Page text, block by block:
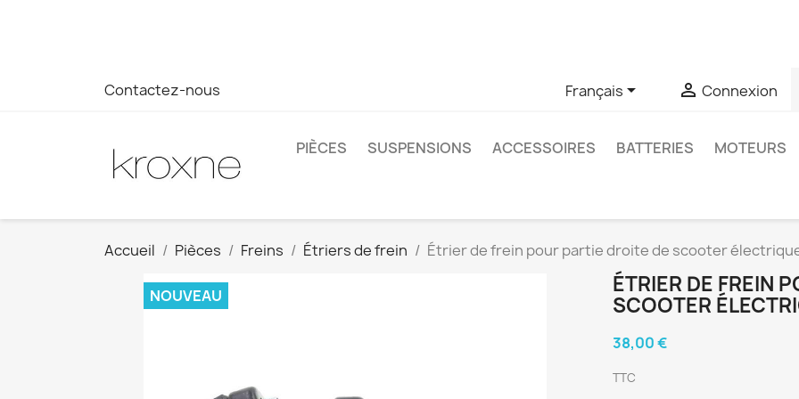
Contactez-nous Français  Connexion
PIÈCES SUSPENSIONS ACCESSOIRES BATTERIES MOTEURS
Accueil Pièces Freins Étriers de frein Étrier de frein pour partie droite de scooter
NOUVEAU
ÉTRIER DE FREIN
SCOOTER
38,00 €
TTC